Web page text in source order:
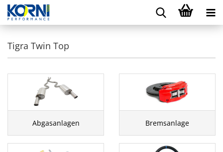
Tigra Twin Top
Abgasanlagen Bremsanlage